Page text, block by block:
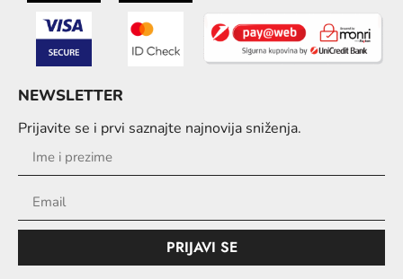
NEWSLETTER
Prijavite se i prvi saznajte najnovija sniženja.
PRIJAVI SE